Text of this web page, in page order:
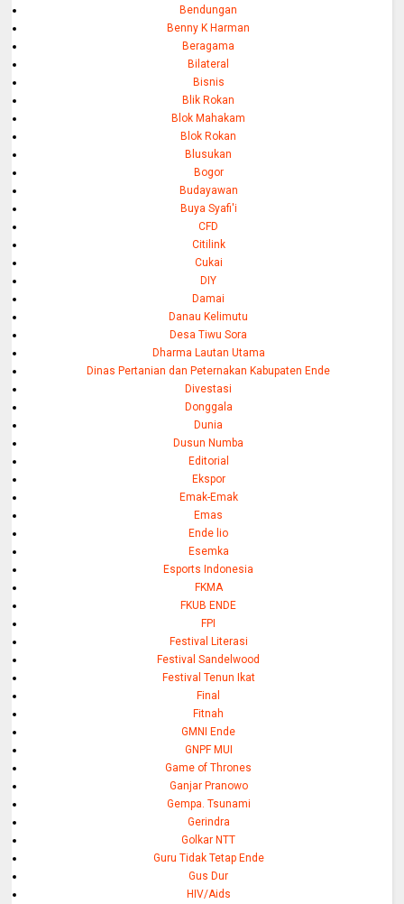
Bendungan
Benny K Harman
Beragama
Bilateral
Bisnis
Blik Rokan
Blok Mahakam
Blok Rokan
Blusukan
Bogor
Budayawan
Buya Syafi'i
CFD
Citilink
Cukai
DIY
Damai
Danau Kelimutu
Desa Tiwu Sora
Dharma Lautan Utama
Dinas Pertanian dan Peternakan Kabupaten Ende
Divestasi
Donggala
Dunia
Dusun Numba
Editorial
Ekspor
Emak-Emak
Emas
Ende lio
Esemka
Esports Indonesia
FKMA
FKUB ENDE
FPI
Festival Literasi
Festival Sandelwood
Festival Tenun Ikat
Final
Fitnah
GMNI Ende
GNPF MUI
Game of Thrones
Ganjar Pranowo
Gempa. Tsunami
Gerindra
Golkar NTT
Guru Tidak Tetap Ende
Gus Dur
HIV/Aids